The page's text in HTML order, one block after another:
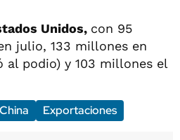
Unidos, con 95
julio, 133 millones en
al podio) y 103 millones el
China Exportaciones